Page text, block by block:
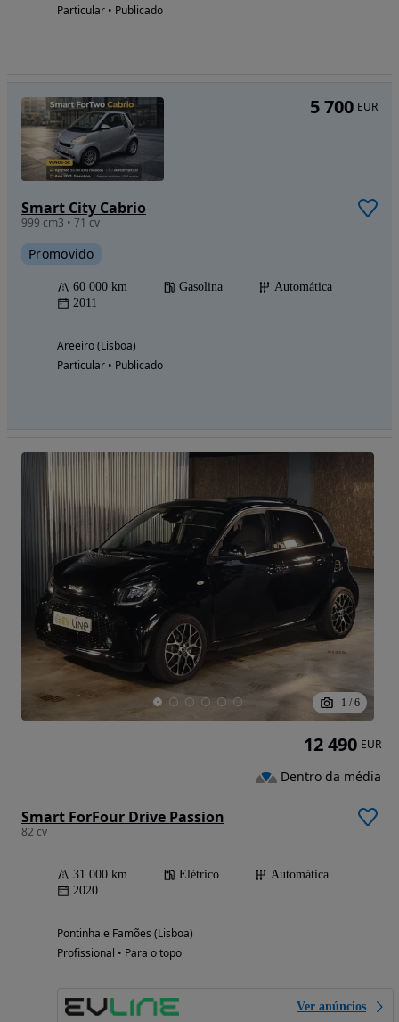
Particular • Publicado
Smart City Cabrio
999 cm3 • 71 cv
Promovido
60 000 km Gasolina
Automática
2011
Areeiro (Lisboa)
Particular • Publicado
5 700 EUR
1 / 6
Smart ForFour Drive Passion
82 cv
31 000 km Elétrico
Automática
2020
Pontinha e Famões (Lisboa)
Profissional • Para o topo
Ver anúncios
12 490 EUR
Dentro da média